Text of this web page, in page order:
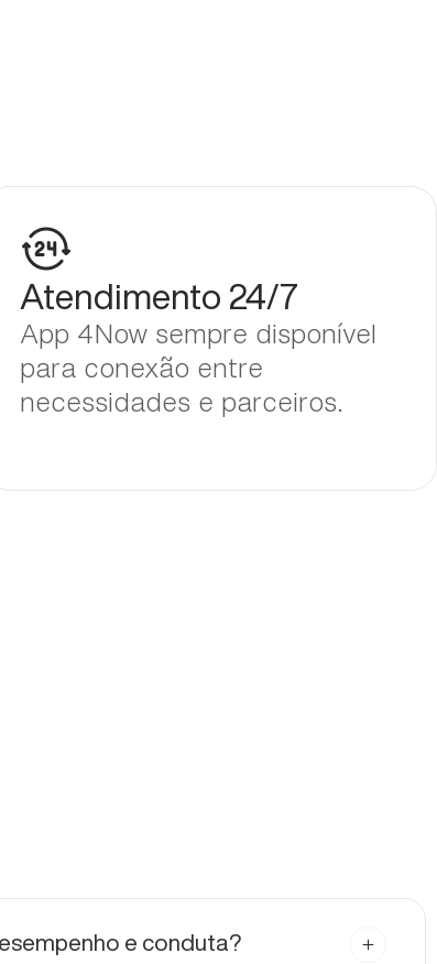
Atendimento 24/7
App 4Now sempre disponível
para conexão entre
necessidades e parceiros.
e conduta?